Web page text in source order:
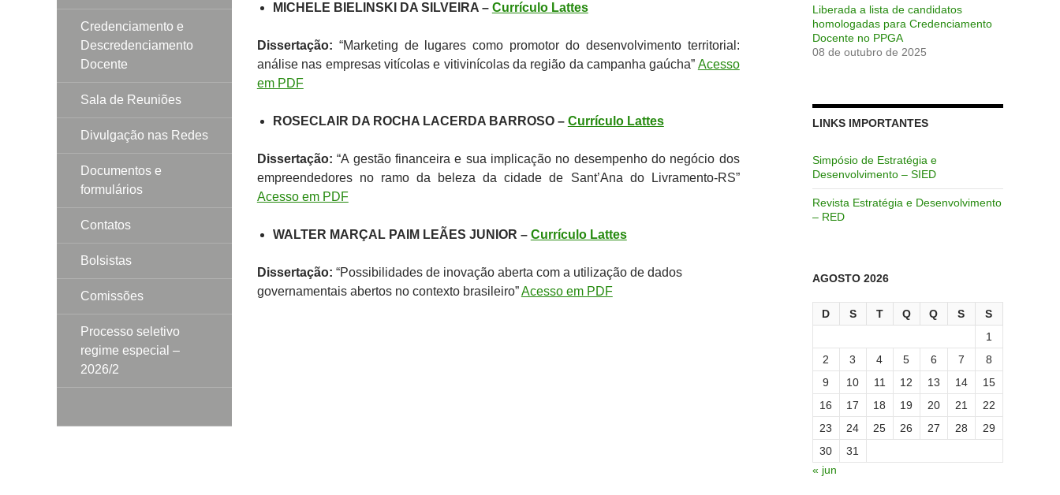
MICHELE BIELINSKI DA SILVEIRA – Currículo Lattes
Dissertação: “Marketing de lugares como promotor do desenvolvimento territorial:
análise nas empresas vitícolas e vitivinícolas da região da campanha gaúcha” Acesso
em PDF
ROSECLAIR DA ROCHA LACERDA BARROSO – Currículo Lattes
Dissertação: “A gestão financeira e sua implicação no desempenho do negócio dos
empreendedores no ramo da beleza da cidade de Sant’Ana do Livramento-RS”
Acesso em PDF
WALTER MARÇAL PAIM LEÃES JUNIOR – Currículo Lattes
Dissertação: “Possibilidades de inovação aberta com a utilização de dados
governamentais abertos no contexto brasileiro”Acesso em PDF
Liberada a lista de candidatos
homologadas para Credenciamento
Docente no PPGA
08 de outubro de 2025
LINKS IMPORTANTES
Simpósio de Estratégia e
Desenvolvimento – SIED
Revista Estratégia e Desenvolvimento
– RED
AGOSTO 2026
D S T Q Q S
S
1
2
3 4 5 6 7
8
9
10 11 12 13 14
15
16
17 18 19 20 21
22
23
24 25 26 27 28
29
30
31
« jun
Credenciamento e
Descredenciamento
Docente
Sala de Reuniões
Divulgação nas Redes
Documentos e
formulários
Contatos
Bolsistas
Comissões
Processo seletivo
regime especial –
2026/2